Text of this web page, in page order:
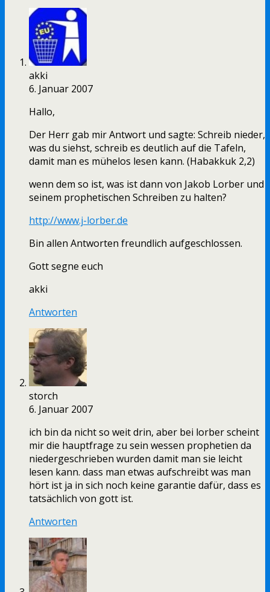
akki
6. Januar 2007
Hallo,
Der Herr gab mir Antwort und sagte: Schreib nieder,
was du siehst, schreib es deutlich auf die Tafeln,
damit man es mühelos lesen kann. (Habakkuk 2,2)
wenn dem so ist, was ist dann von Jakob Lorber und
seinem prophetischen Schreiben zu halten?
http://www.j-lorber.de
Bin allen Antworten freundlich aufgeschlossen.
Gott segne euch
akki
Antworten
storch
6. Januar 2007
ich bin da nicht so weit drin, aber bei lorber scheint
mir die hauptfrage zu sein wessen prophetien da
niedergeschrieben wurden damit man sie leicht
lesen kann. dass man etwas aufschreibt was man
hört ist ja in sich noch keine garantie dafür, dass es
tatsächlich von gott ist.
Antworten